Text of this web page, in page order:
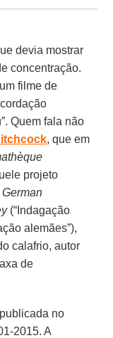
devia mostrar
concentração.
filme de
Quem fala não
, que em
projeto
German
(“Indagação
alemães”),
calafrio, autor
de
no
2015. A